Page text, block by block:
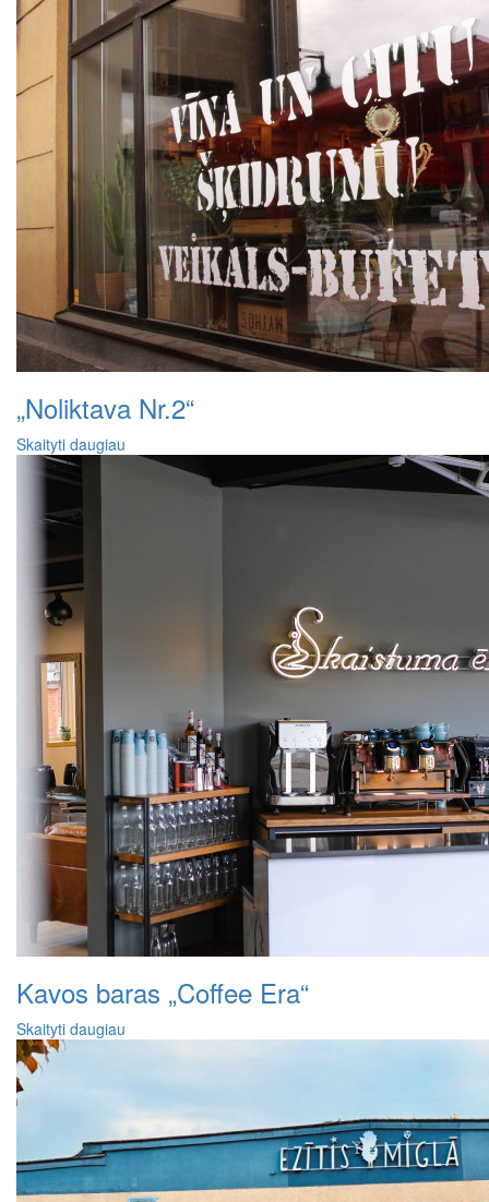
„Noliktava Nr.2“
Skaityti daugiau
Kavos baras „Coffee Era“
Skaityti daugiau